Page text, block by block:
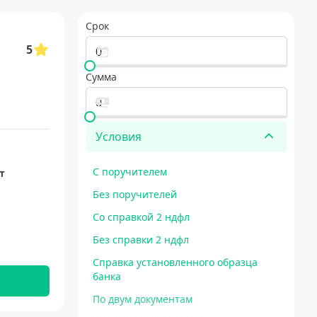
кредит на 200000 рублей
на всех этапах строительства, включая покупку участка,
Срок
Сумма
Условия
С поручителем
Без поручителей
Со справкой 2 ндфл
Без справки 2 ндфл
Справка установленного образца
банка
По двум документам
5